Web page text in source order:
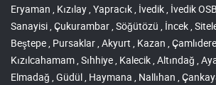
Eryaman , Kızılay , Yapracık , İvedik , İvedik
Sanayisi , Çukurambar , Söğütözü , İncek ,
Beştepe , Pursaklar , Akyurt , Kazan ,
Kızılcahamam , Sıhhiye , Kalecik , Altındağ ,
Elmadağ , Güdül , Haymana , Nallıhan ,